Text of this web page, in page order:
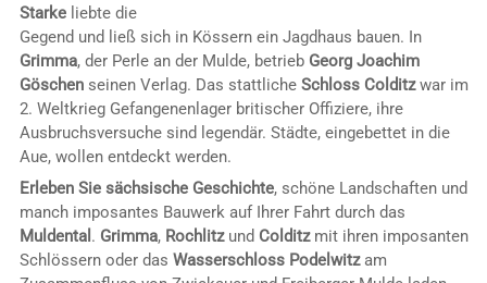
Starkeliebte die
Gegend und ließ sich in Kössern ein Jagdhaus bauen. In
Grimma, der Perle an der Mulde, betrieb Georg Joachim
Göschenseinen Verlag. Das stattliche Schloss Colditzwar im
2. Weltkrieg Gefangenenlager britischer Offiziere, ihre
Ausbruchsversuche sind legendär. Städte, eingebettet in die
Aue, wollen entdeckt werden.
Erleben Sie sächsische Geschichte, schöne Landschaften und
manch imposantes Bauwerk auf Ihrer Fahrt durch das
Muldental . Grimma, Rochlitzund Colditzmit ihren imposanten
Schlössern oder das Wasserschloss Podelwitzam